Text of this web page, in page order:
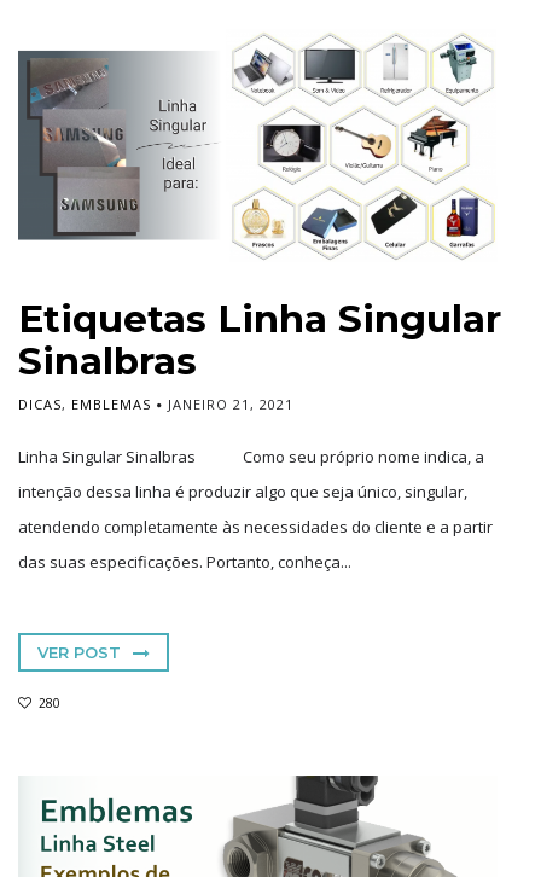
Etiquetas Linha Singular
Sinalbras
DICAS, EMBLEMAS JANEIRO 21, 2021
Linha Singular Sinalbras Como seu próprio nome indica, a
intenção dessa linha é produzir algo que seja único, singular,
atendendo completamente às necessidades do cliente e a partir
das suas especificações. Portanto, conheça...
VER POST
280